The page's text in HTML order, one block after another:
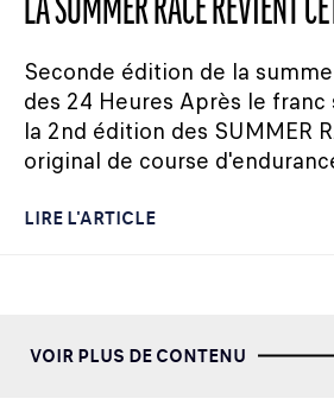
LA SUMMER RACE REVIENT
Seconde édition de la
des 24 Heures Après le franc
la 2nd édition des SUMMER
original de course
LIRE L'ARTICLE
VOIR PLUS DE CONTENU